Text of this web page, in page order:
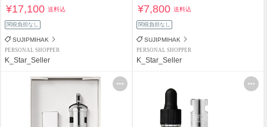
¥17,100送料込
関税負担なし
SUJIPMIHAK
PERSONAL SHOPPER
K_Star_Seller
¥7,800送料込
関税負担なし
SUJIPMIHAK
PERSONAL SHOPPER
K_Star_Seller